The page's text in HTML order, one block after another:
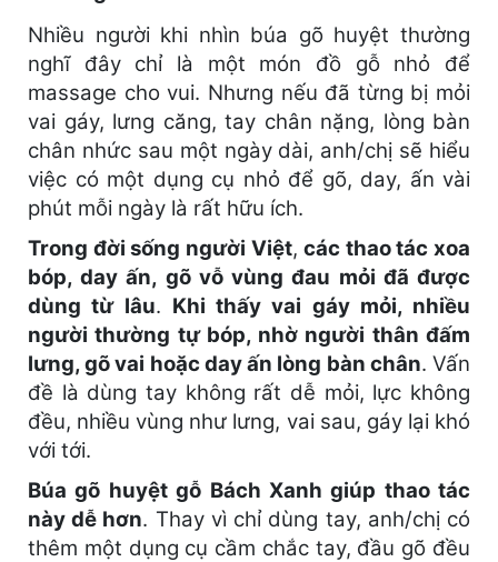
Nhiều người khi nhìn búa gõ huyệt thường
nghĩ đây chỉ là một món đồ gỗ nhỏ để
massage cho vui. Nhưng nếu đã từng bị mỏi
vai gáy, lưng căng, tay chân nặng, lòng bàn
chân nhức sau một ngày dài, anh/chị sẽ hiểu
việc có một dụng cụ nhỏ để gõ, day, ấn vài
phút mỗi ngày là rất hữu ích.
Trong đời sống người Việt,các thao tác xoa
bóp, day ấn, gõ vỗ vùng đau mỏi đã được
dùng từ lâu. Khi thấy vai gáy mỏi, nhiều
người thường tự bóp, nhờ người thân đấm
lưng, gõ vai hoặc day ấn lòng bàn chân. Vấn
đề là dùng tay không rất dễ mỏi, lực không
đều, nhiều vùng như lưng, vai sau, gáy lại khó
với tới.
Búa gõ huyệt gỗ Bách Xanh giúp thao tác
này dễ hơn. Thay vì chỉ dùng tay, anh/chị có
thêm một dụng cụ cầm chắc tay, đầu gõ đều